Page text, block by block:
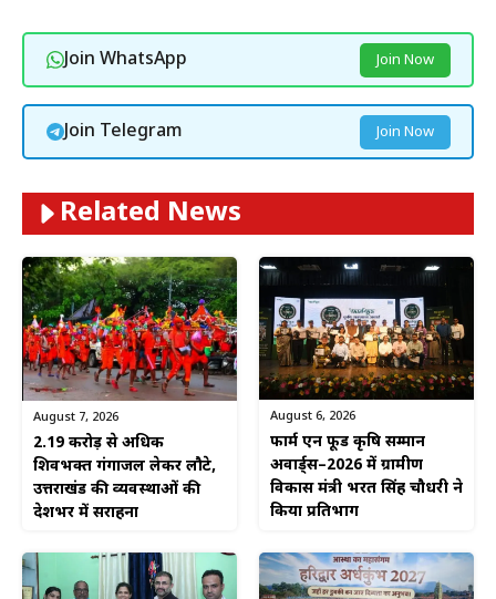
Join WhatsApp Join Now
Join Telegram Join Now
Related News
August 7, 2026
2.19 करोड़ से अधिक
शिवभक्त गंगाजल लेकर लौटे,
उत्तराखंड की व्यवस्थाओं की
देशभर में सराहना
August 6, 2026
फार्म एन फूड कृषि सम्मान
अवार्ड्स–2026 में ग्रामीण
विकास मंत्री भरत सिंह चौधरी ने
किया प्रतिभाग